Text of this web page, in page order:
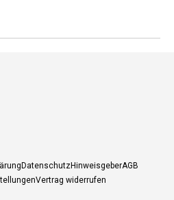
DatenschutzHinweisgeberAGB
Vertrag widerrufen